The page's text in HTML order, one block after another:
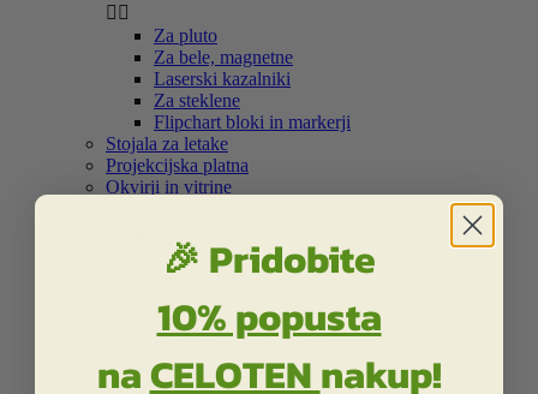
 
Za pluto
Za bele, magnetne
Laserski kazalniki
Za steklene
Flipchart bloki in markerji
Stojala za letake
Projekcijska platna
Okvirji in vitrine
Nahrbtniki in torbe
Kolekcija Street
Kolekcija Centrum
🎉 Pridobite
10% popusta
naCELOTENnakup!